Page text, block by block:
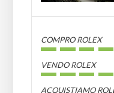
COMPRO ROLEX
VENDO ROLEX
ACQUISTIAMO